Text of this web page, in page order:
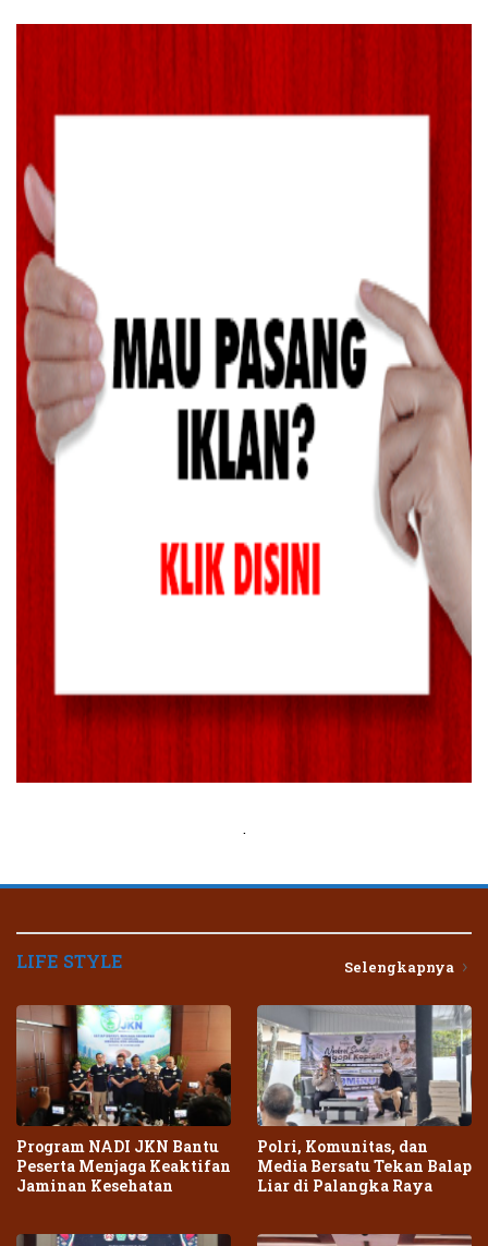
.
LIFE STYLE Selengkapnya
Program NADI JKN Bantu
Peserta Menjaga Keaktifan
Jaminan Kesehatan
Polri, Komunitas, dan
Media Bersatu Tekan Balap
Liar di Palangka Raya